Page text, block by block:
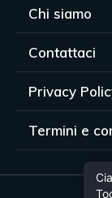
Chi siamo
Contattaci
Privacy
Termini e